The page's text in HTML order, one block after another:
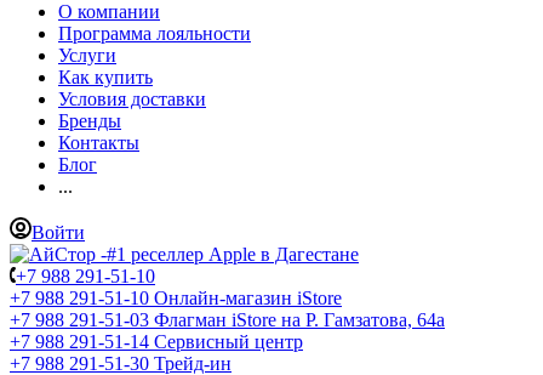
О компании
Программа лояльности
Услуги
Как купить
Условия доставки
Бренды
Контакты
Блог
...
Войти
+7 988 291-51-10
+7 988 291-51-10 Онлайн-магазин iStore
+7 988 291-51-03 Флагман iStore на Р. Гамзатова, 64а
+7 988 291-51-14 Сервисный центр
+7 988 291-51-30 Трейд-ин